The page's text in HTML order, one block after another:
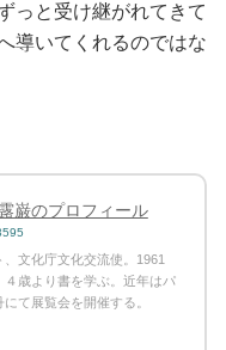
っと受け継がれてきて
導いてくれるのではな
巌のプロフィール
文化庁文化交流使。1961
歳より書を学ぶ。近年はパ
て展覧会を開催する。